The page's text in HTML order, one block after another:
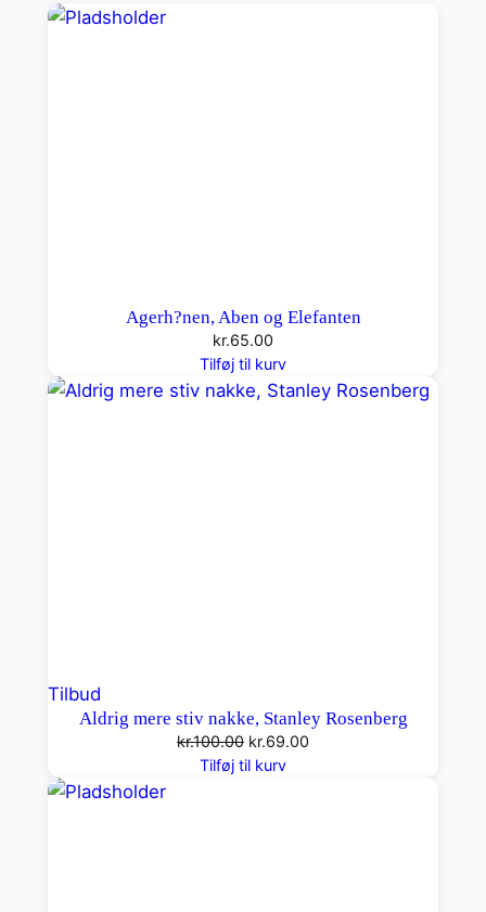
Agerh?nen, Aben og Elefanten
kr.65.00
Tilføj til kurv
TilbudVare
på
Aldrig mere stiv nakke, Stanley Rosenberg
kr.100.00 Den
oprindelige
kr.69.00
Tilføj til kurv